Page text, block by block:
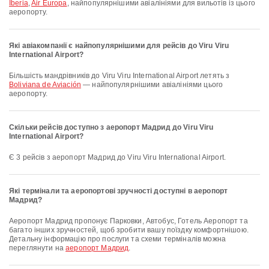
Iberia,Air Europa, найпопулярнішими авіалініями для вильотів із цього
аеропорту.
Які авіакомпанії є найпопулярнішими для рейсів до Viru Viru
International Airport?
Більшість мандрівників до Viru Viru International Airport летять з
Boliviana de Aviación — найпопулярнішими авіалініями цього
аеропорту.
Скільки рейсів доступно з аеропорт Мадрид до Viru Viru
International Airport?
Є 3 рейсів з аеропорт Мадрид до Viru Viru International Airport.
Які термінали та аеропортові зручності доступні в аеропорт
Мадрид?
аеропорт Мадрид пропонує Парковки, Автобус, Готель Аеропорт та
багато інших зручностей, щоб зробити вашу поїздку комфортнішою.
Детальну інформацію про послуги та схеми терміналів можна
переглянути нааеропорт Мадрид.